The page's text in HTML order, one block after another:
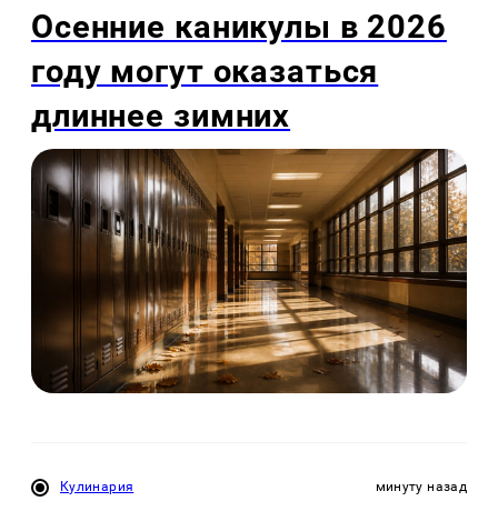
Осенние каникулы в 2026
году могут оказаться
длиннее зимних
Кулинария минуту назад